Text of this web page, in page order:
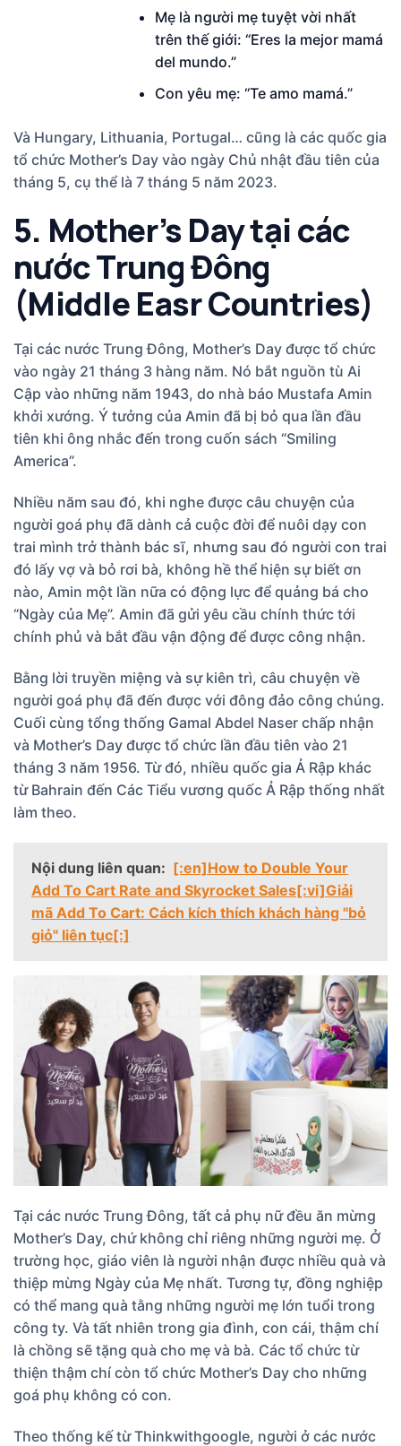
Mẹ là người mẹ tuyệt vời nhất
trên thế giới: “Eres la mejor mamá
del mundo.”
Con yêu mẹ: “Te amo mamá.”
Và Hungary, Lithuania, Portugal… cũng là các quốc gia
tổ chức Mother’s Day vào ngày Chủ nhật đầu tiên của
tháng 5, cụ thể là 7 tháng 5 năm 2023.
5. Mother’s Day tại các
nước Trung Đông
(Middle Easr Countries)
Tại các nước Trung Đông, Mother’s Day được tổ chức
vào ngày 21 tháng 3 hàng năm. Nó bắt nguồn tù Ai
Cập vào những năm 1943, do nhà báo Mustafa Amin
khởi xướng. Ý tưởng của Amin đã bị bỏ qua lần đầu
tiên khi ông nhắc đến trong cuốn sách “Smiling
America”.
Nhiều năm sau đó, khi nghe được câu chuyện của
người goá phụ đã dành cả cuộc đời để nuôi dạy con
trai mình trở thành bác sĩ, nhưng sau đó người con trai
đó lấy vợ và bỏ rơi bà, không hề thể hiện sự biết ơn
nào, Amin một lần nữa có động lực để quảng bá cho
“Ngày của Mẹ”. Amin đã gửi yêu cầu chính thức tới
chính phủ và bắt đầu vận động để được công nhận.
Bằng lời truyền miệng và sự kiên trì, câu chuyện về
người goá phụ đã đến được với đông đảo công chúng.
Cuối cùng tổng thống Gamal Abdel Naser chấp nhận
và Mother’s Day được tổ chức lần đầu tiên vào 21
tháng 3 năm 1956. Từ đó, nhiều quốc gia Ả Rập khác
từ Bahrain đến Các Tiểu vương quốc Ả Rập thống nhất
làm theo.
Nội dung liên quan: [:en]How to Double Your
Add To Cart Rate and Skyrocket Sales[:vi]Giải
mã Add To Cart: Cách kích thích khách hàng "bỏ
giỏ" liên tục[:]
Tại các nước Trung Đông, tất cả phụ nữ đều ăn mừng
Mother’s Day, chứ không chỉ riêng những người mẹ. Ở
trường học, giáo viên là người nhận được nhiều quà và
thiệp mừng Ngày của Mẹ nhất. Tương tự, đồng nghiệp
có thể mang quà tằng những người mẹ lớn tuổi trong
công ty. Và tất nhiên trong gia đình, con cái, thậm chí
là chồng sẽ tặng quà cho mẹ và bà. Các tổ chức từ
thiện thậm chí còn tổ chức Mother’s Day cho những
goá phụ không có con.
Theo thống kế từ Thinkwithgoogle, người ở các nước